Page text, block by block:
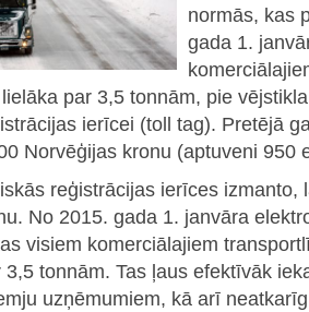
normās, kas
gada 1.
par 3,5 tonnām, pie
ierīcei (toll tag). Pretējā
Norvēģijas kronu (aptuveni 950
reģistrācijas ierīces izmanto,
No 2015. gada 1. janvāra
visiem komerciālajiem
tonnām. Tas ļaus efektīvāk
uzņēmumiem, kā arī